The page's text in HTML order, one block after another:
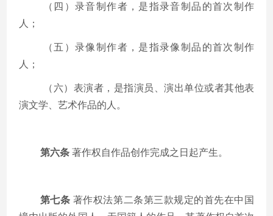
（四）录音制作者，是指录音制品的首次制作
人；
（五）录像制作者，是指录像制品的首次制作
人；
（六）表演者，是指演员、演出单位或者其他表
演文学、艺术作品的人。
第六条 著作权自作品创作完成之日起产生。
第七条 著作权法第二条第三款规定的首先在中国